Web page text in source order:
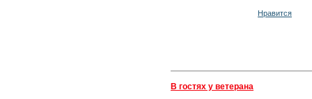
Нравится
В гостях у ветерана